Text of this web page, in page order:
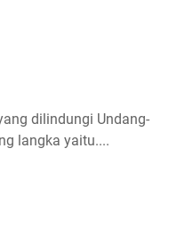
dilindungi Undang-
langka yaitu....